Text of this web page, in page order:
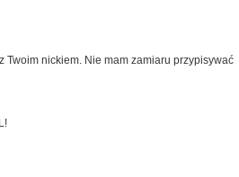
Twoim nickiem. Nie mam zamiaru przypisywać